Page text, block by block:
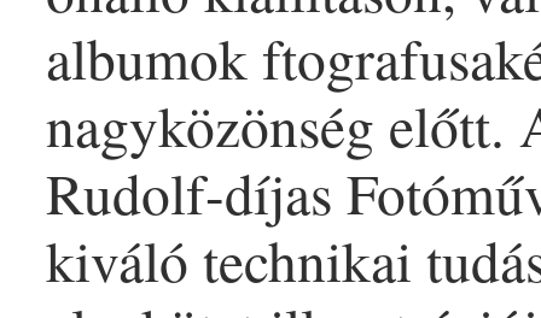
albumok
nagyközönség előtt.
Rudolf-díjas
kiváló technikai